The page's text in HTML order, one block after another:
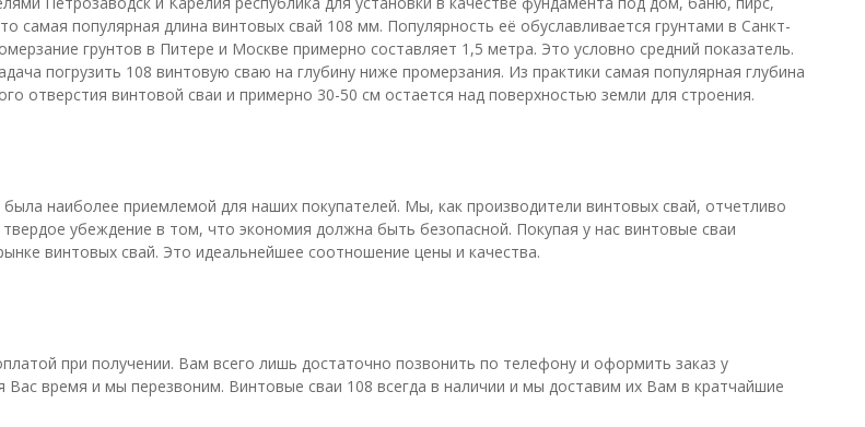
самая популярная длина винтовых свай 108 мм. Популярность её обуславливается грунтами в Санкт-
грунтов в Питере и Москве примерно составляет 1,5 метра. Это условно средний показатель.
погрузить 108 винтовую сваю на глубину ниже промерзания. Из практики самая популярная глубина
отверстия винтовой сваи и примерно 30-50 см остается над поверхностью земли для строения.
была наиболее приемлемой для наших покупателей. Мы, как производители винтовых свай, отчетливо
убеждение в том, что экономия должна быть безопасной. Покупая у нас винтовые сваи
винтовых свай. Это идеальнейшее соотношение цены и качества.
при получении. Вам всего лишь достаточно позвонить по телефону и оформить заказ у
время и мы перезвоним. Винтовые сваи 108 всегда в наличии и мы доставим их Вам в кратчайшие